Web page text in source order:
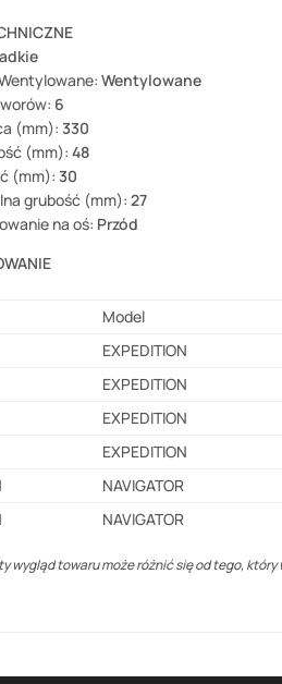
Wentylowane
6
(mm): 330
(mm): 48
(mm): 30
grubość (mm): 27
na oś: Przód
Model
EXPEDITION
EXPEDITION
EXPEDITION
EXPEDITION
NAVIGATOR
NAVIGATOR
wygląd towaru może różnić się od tego,